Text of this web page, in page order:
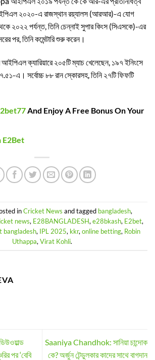
২০২০-এ রাজস্থান রয়্যালস (আরআর)-এ যোগ
২০২২ পর্যন্ত, তিনি চেন্নাই সুপার কিংস (সিএসকে)-এর
পর, তিনি কমেন্টারি শুরু করেন।
আইপিএল ক্যারিয়ারে ২০৫টি ম্যাচ খেলেছেন, ১৯৭ ইনিংসে
এ। সর্বোচ্চ ৮৮ রান স্কোরসহ, তিনি ২৭টি ফিফটি
And Enjoy A Free Bonus On Your
E2Bet
inCricket News and tagged bangladesh,
news, E28BANGLADESH, e28bkash, E2bet,
bangladesh, IPL 2025, kkr, online betting, Robin
Uthappa, Virat Kohli.
পর ‘বেবি
Saaniya Chandhok: সানিয়া চান্দোক
কে? অর্জুন টেন্ডুলকার কাদের সাথে বাগদান